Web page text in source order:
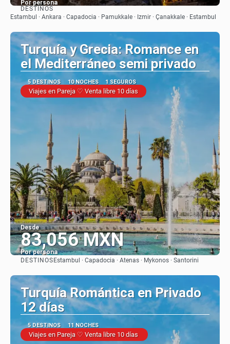
Por persona
Ver
DESTINOS
Estambul · Ankara · Capadocia · Pamukkale · Izmir · Çanakkale · Estambul
Turquía y Grecia: Romance en
el Mediterráneo semi privado
5 DESTINOS 10 NOCHES 1 SEGUROS
Viajes en Pareja ♡ Venta libre 10 días
Desde
83,056 MXN
Por persona
DESTINOS Estambul · Capadocia · Atenas · Mykonos · Santorini
Turquía Romántica en Privado
12 días
5 DESTINOS 11 NOCHES
Viajes en Pareja ♡ Venta libre 10 días